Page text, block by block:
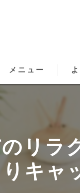
報
声
メニュー
リラ
キャ